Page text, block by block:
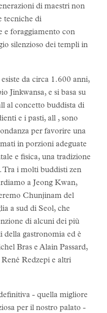
di maestri non
tecniche di
e foraggiamento con
silenzioso dei templi in
da circa 1.600 anni,
Jinkwansa, e si basa su
al concetto buddista di
e i pasti, all , sono
per favorire una
in porzioni adeguate
e fisica, una tradizione
Tra i molti buddisti zen
a Jeong Kwan,
Chunjinam del
a sud di Seol, che
di alcuni dei più
gastronomia ed è
Bras e Alain Passard,
Redzepi e altri
- quella migliore
per il nostro palato -